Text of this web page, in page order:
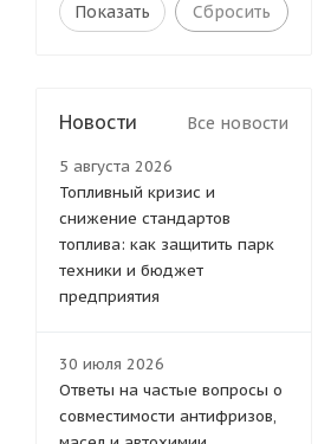
Сбросить
Новости Все новости
5 августа 2026
Топливный кризис и
снижение стандартов
топлива: как защитить парк
техники и бюджет
предприятия
30 июля 2026
Ответы на частые вопросы о
совместимости антифризов,